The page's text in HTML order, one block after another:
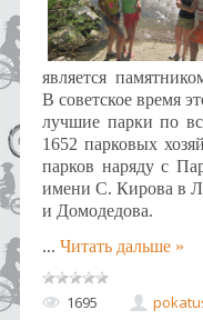
является
В советское время
лучшие парки по
1652 парковых
парков наряду с
имени С. Кирова в
и Домодедова.
... Читать дальше »
1695